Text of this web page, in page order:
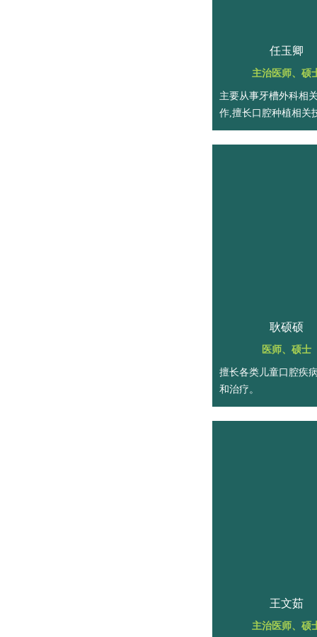
任玉卿
主治医师、硕
主要从事牙槽外科相
作,擅长口腔种植相关
治。
耿硕硕
医师、硕士
擅长各类儿童口腔疾
和治疗。
王文茹
主治医师、硕